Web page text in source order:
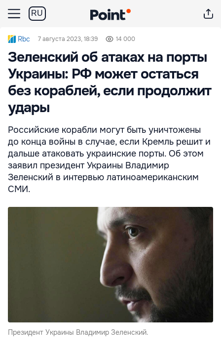
RU
Rbc 7 августа 2023, 18:39 14 000
Зеленский об атаках на порты
Украины: РФ может остаться
без кораблей, если продолжит
удары
Российские корабли могут быть уничтожены
до конца войны в случае, если Кремль решит и
дальше атаковать украинские порты. Об этом
заявил президент Украины Владимир
Зеленский в интервью латиноамериканским
СМИ.
Президент Украины Владимир Зеленский.